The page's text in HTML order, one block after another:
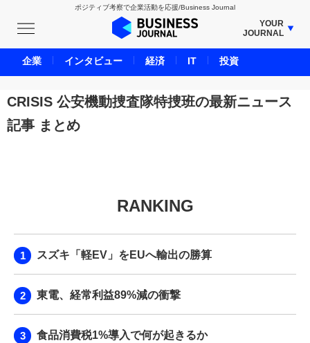
ポジティブ考察で企業活動を応援/Business Journal
YOUR
JOURNAL
BUSINESS JOURNAL
UNICORN JOURNAL
CARBON CREDITS JOURNAL
AI JOURNAL
BPaaS JOURNAL
CRISIS 公安機動捜査隊特捜班の最新ニュース
記事 まとめ
RANKING
スズキ「軽EV」をEUへ輸出の勝算
東電、経常利益89%減の衝撃
食品消費税1%導入で何が起きるか
企業 インタビュー 経済 IT 投資